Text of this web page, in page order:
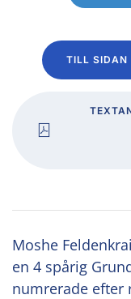
TILL SIDAN
Moshe
en 4 spårig
numrerade efter